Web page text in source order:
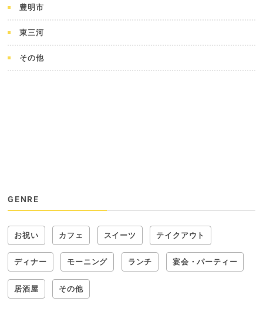
豊明市
東三河
その他
GENRE
お祝い カフェ スイーツ テイクアウト
ディナー モーニング ランチ 宴会・パーティー
居酒屋 その他